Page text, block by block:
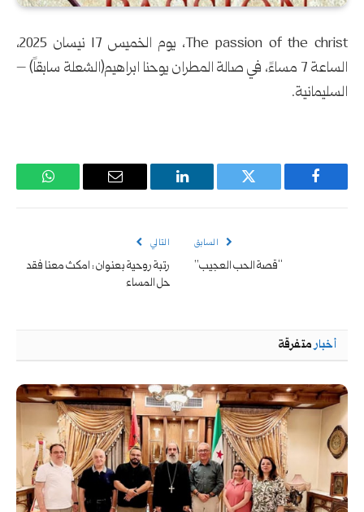
The passion of the christ، يوم الخميس 17 نيسان 2025،
الساعة 7 مساءً، في صالة المطران يوحنا ابراهيم(الشعلة سابقاً) –
السليمانية.
فيسبوك تويتر لينكدإن
البريد
واتساب
السابق
“قصة الحب العجيب”
التالي
رتبة روحية بعنوان : امكث معنا فقد
حل المساء
أخبارمتفرقة